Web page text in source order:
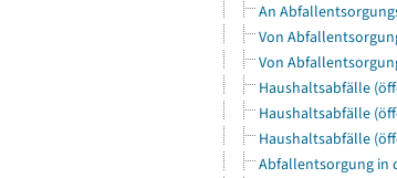
An
Von
Von
Haushaltsabfälle
Haushaltsabfälle
Haushaltsabfälle
Abfallentsorgung in